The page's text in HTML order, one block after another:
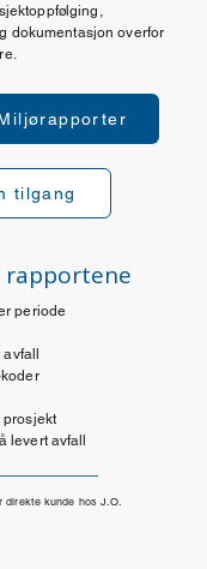
dokumentasjon overfor
tilgang
rapportene
periode
prosjekt
levert avfall
direkte kunde hos J.O.